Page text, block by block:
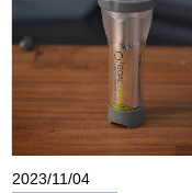
2023/11/04